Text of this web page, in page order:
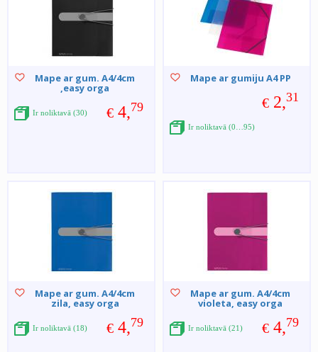
Mape ar gum. A4/4cm
,easy orga
€ 4,79
Ir noliktavā (30)
Mape ar gumiju A4 PP
€ 2,31
Ir noliktavā (0…95)
Mape ar gum. A4/4cm
zila, easy orga
€ 4,79
Ir noliktavā (18)
Mape ar gum. A4/4cm
violeta, easy orga
€ 4,79
Ir noliktavā (21)